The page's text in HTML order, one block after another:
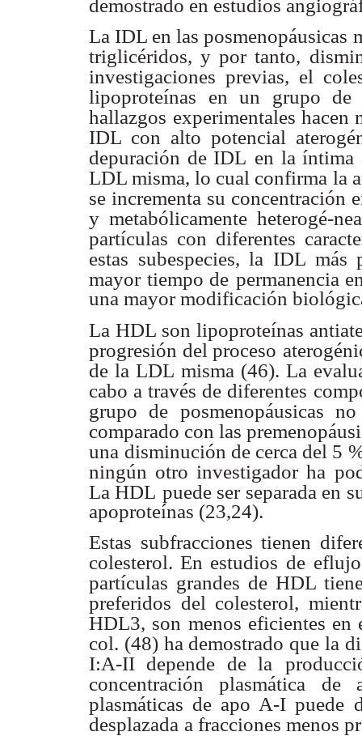
demostrado en estudios
La IDL en las posmenopáusicas
triglicéridos, y por tanto,
investigaciones previas, el
lipoproteínas en un grupo de
hallazgos experimentales
IDL con alto potencial
depuración de IDL en la íntima
LDL misma, lo cual confirma la
se incrementa su concentración
y metabólicamente heterogé-
partículas con diferentes
estas subespecies, la IDL más
mayor tiempo de permanencia
una mayor modificación
La HDL son lipoproteínas
progresión del proceso
de la LDL misma (46). La
cabo a través de diferentes
grupo de posmenopáusicas
comparado con las
una disminución de cerca del 5
ningún otro investigador ha
La HDL puede ser separada en
apoproteínas (23,24).
Estas subfracciones tienen
colesterol. En estudios de
partículas grandes de HDL
preferidos del colesterol,
HDL3, son menos eficientes
col. (48) ha demostrado que la
I:A-II depende de la
concentración plasmática
plasmáticas de apo A-I puede
desplazada a fracciones menos